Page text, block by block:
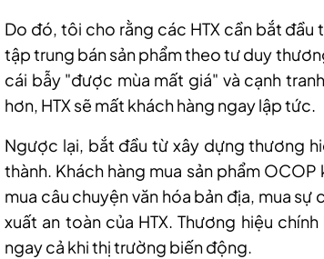
Do đó, tôi cho rằng các HTX cần bắt
tập trung bán sản phẩm theo tư duy
cái bẫy "được mùa mất giá" và cạnh
hơn, HTX sẽ mất khách hàng ngay lập tức.
Ngược lại, bắt đầu từ xây dựng thương
thành. Khách hàng mua sản phẩm
mua câu chuyện văn hóa bản địa, mua
xuất an toàn của HTX. Thương hiệu
ngay cả khi thị trường biến động.